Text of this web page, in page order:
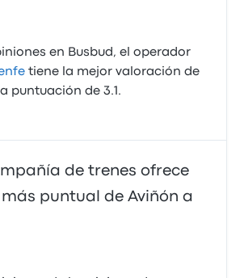
en Busbud, el operador
tiene la mejor valoración de
puntuación de 3.1.
de trenes ofrece
puntual de Aviñón a